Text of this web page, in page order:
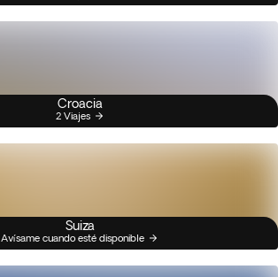
Croacia
2 Viajes
Suiza
Avísame cuando esté disponible